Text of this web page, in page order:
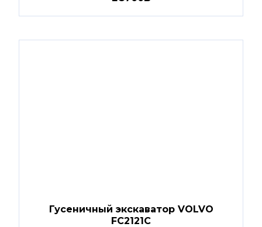
Гусеничный экскаватор VOLVO
FC2121C